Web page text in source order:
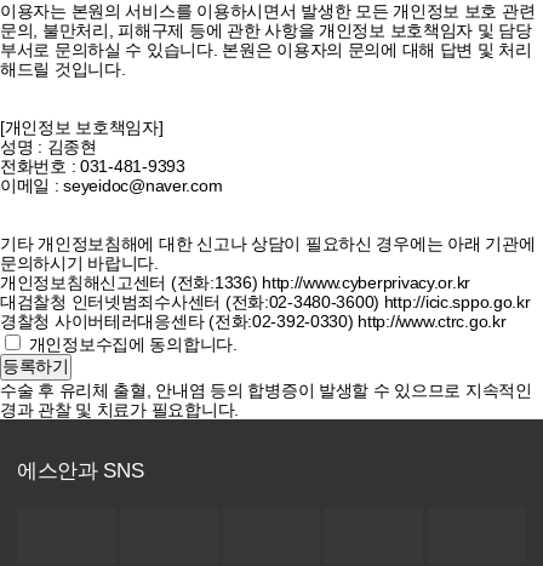
이용자는 본원의 서비스를 이용하시면서 발생한 모든 개인정보 보호 관련
문의, 불만처리, 피해구제 등에 관한 사항을 개인정보 보호책임자 및 담당
부서로 문의하실 수 있습니다. 본원은 이용자의 문의에 대해 답변 및 처리
해드릴 것입니다.
[개인정보 보호책임자]
성명 : 김종현
전화번호 : 031-481-9393
이메일 : seyeidoc@naver.com
기타 개인정보침해에 대한 신고나 상담이 필요하신 경우에는 아래 기관에
문의하시기 바랍니다.
개인정보침해신고센터 (전화:1336) http://www.cyberprivacy.or.kr
대검찰청 인터넷범죄수사센터 (전화:02-3480-3600) http://icic.sppo.go.kr
경찰청 사이버테러대응센타 (전화:02-392-0330) http://www.ctrc.go.kr
개인정보수집에 동의합니다.
등록하기
수술 후 유리체 출혈, 안내염 등의 합병증이 발생할 수 있으므로 지속적인
경과 관찰 및 치료가 필요합니다.
에스안과 SNS